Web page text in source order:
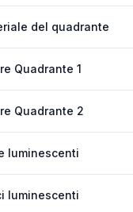
del quadrante
Quadrante 1
Quadrante 2
luminescenti
luminescenti